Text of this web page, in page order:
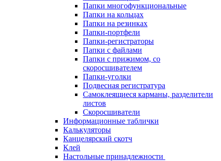
Папки многофункциональные
Папки на кольцах
Папки на резинках
Папки-портфели
Папки-регистраторы
Папки с файлами
Папки с прижимом, со
скоросшивателем
Папки-уголки
Подвесная регистратура
Самоклеящиеся карманы, разделители
листов
Скоросшиватели
Информационные таблички
Калькуляторы
Канцелярский скотч
Клей
Настольные принадлежности